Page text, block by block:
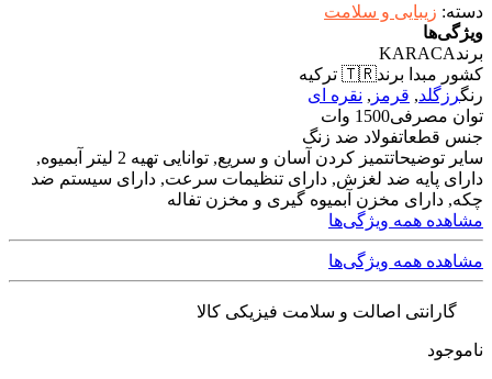
دسته: زیبایی و سلامت
ویژگی‌ها
برندKARACA
کشور مبدا برند🇹🇷 ترکیه
رنگرزگلد, قرمز , نقره ای
توان مصرفی1500 وات
جنس قطعاتفولاد ضد زنگ
سایر توضیحات
تمیز کردن آسان و سریع, توانایی تهیه 2 لیتر آبمیوه,
دارای پایه ضد لغزش, دارای تنظیمات سرعت, دارای سیستم ضد
چکه, دارای مخزن آبمیوه گیری و مخزن تفاله
مشاهده همه ویژگی‌ها
مشاهده همه ویژگی‌ها
گارانتی اصالت و سلامت فیزیکی کالا
ناموجود